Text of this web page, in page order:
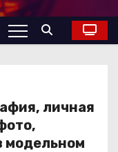
личная
модельном